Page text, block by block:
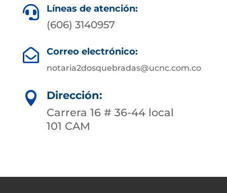
 Líneas de atención:
(606) 3140957
 Correo electrónico:
notaria2dosquebradas@ucnc.com.co

Dirección:
Carrera 16 # 36-44 local
101 CAM